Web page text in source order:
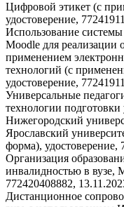
Цифровой этикет (с
удостоверение,
Использование
Moodle для реализации
применением
технологий (с
удостоверение,
Универсальные
технологии
Нижегородский
Ярославский
форма), удостоверение,
Организация
инвалидностью в вузе,
772420408882,
Дистанционное